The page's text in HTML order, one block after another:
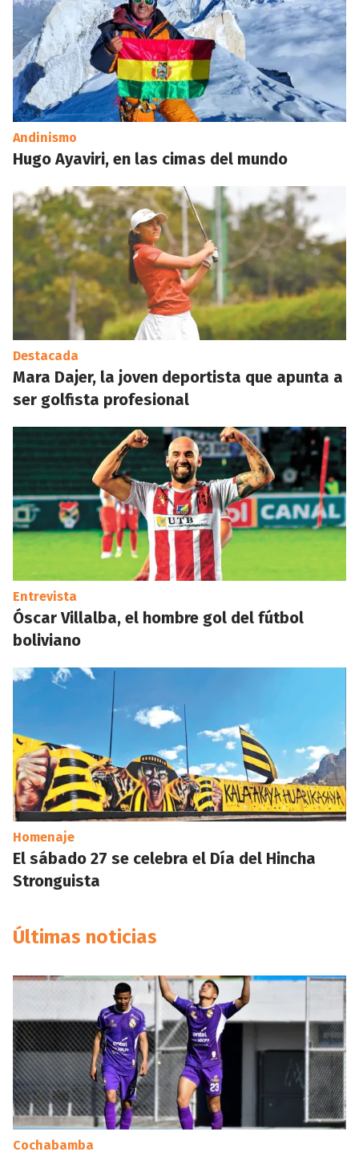
Andinismo
Hugo Ayaviri, en las cimas del mundo
Destacada
Mara Dajer, la joven deportista que apunta a
ser golfista profesional
Entrevista
Óscar Villalba, el hombre gol del fútbol
boliviano
Homenaje
El sábado 27 se celebra el Día del Hincha
Stronguista
Últimas noticias
Cochabamba